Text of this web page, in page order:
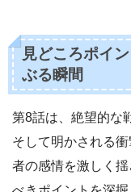
見どころポイ
ぶる瞬間
第8話は、絶望的な
そして明かされる
者の感情を激しく